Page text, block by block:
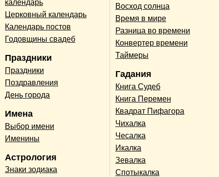
календарь
Церковный календарь
Календарь постов
Годовщины свадеб
Праздники
Праздники
Поздравления
День города
Имена
Выбор имени
Именины
Астрология
Знаки зодиака
Восход солнца
Время в мире
Разница во времени
Конвертер времени
Таймеры
Гадания
Книга Судеб
Книга Перемен
Квадрат Пифагора
Чихалка
Чесалка
Икалка
Зевалка
Спотыкалка